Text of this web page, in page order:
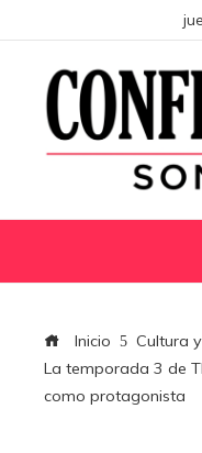
Inicio
Cultura
La temporada 3 de
como protagonista